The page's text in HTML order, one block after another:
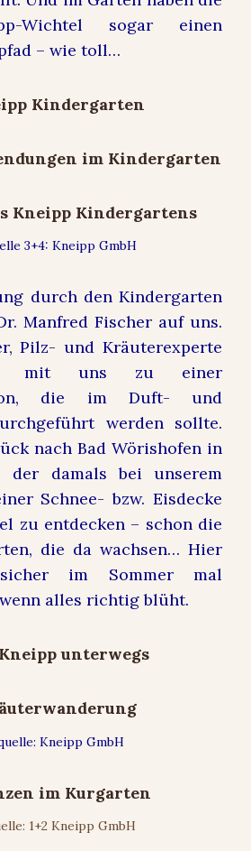
Wichtel sogar einen
– wie toll…
3+4: Kneipp GmbH
durch den Kindergarten
Manfred Fischer auf uns.
Pilz- und Kräuterexperte
mit uns zu einer
die im Duft- und
werden sollte.
nach Bad Wörishofen in
der damals bei unserem
Schnee- bzw. Eisdecke
zu entdecken – schon die
die da wachsen… Hier
im Sommer mal
alles richtig blüht.
Kneipp GmbH
1+2 Kneipp GmbH